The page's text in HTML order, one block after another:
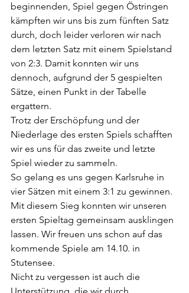
beginnenden, Spiel gegen Östringen
kämpften wir uns bis zum fünften Satz
durch, doch leider verloren wir nach
dem letzten Satz mit einem Spielstand
von 2:3. Damit konnten wir uns
dennoch, aufgrund der 5 gespielten
Sätze, einen Punkt in der Tabelle
ergattern.
Trotz der Erschöpfung und der
Niederlage des ersten Spiels schafften
wir es uns für das zweite und letzte
Spiel wieder zu sammeln.
So gelang es uns gegen Karlsruhe in
vier Sätzen mit einem 3:1 zu gewinnen.
Mit diesem Sieg konnten wir unseren
ersten Spieltag gemeinsam ausklingen
lassen. Wir freuen uns schon auf das
kommende Spiele am 14.10. in
Stutensee.
Nicht zu vergessen ist auch die